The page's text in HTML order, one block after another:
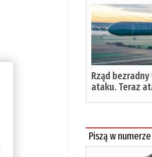
Rząd
ataku. Teraz
Piszą w numerze